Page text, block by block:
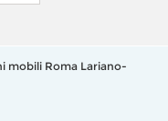
mobili Roma Lariano-